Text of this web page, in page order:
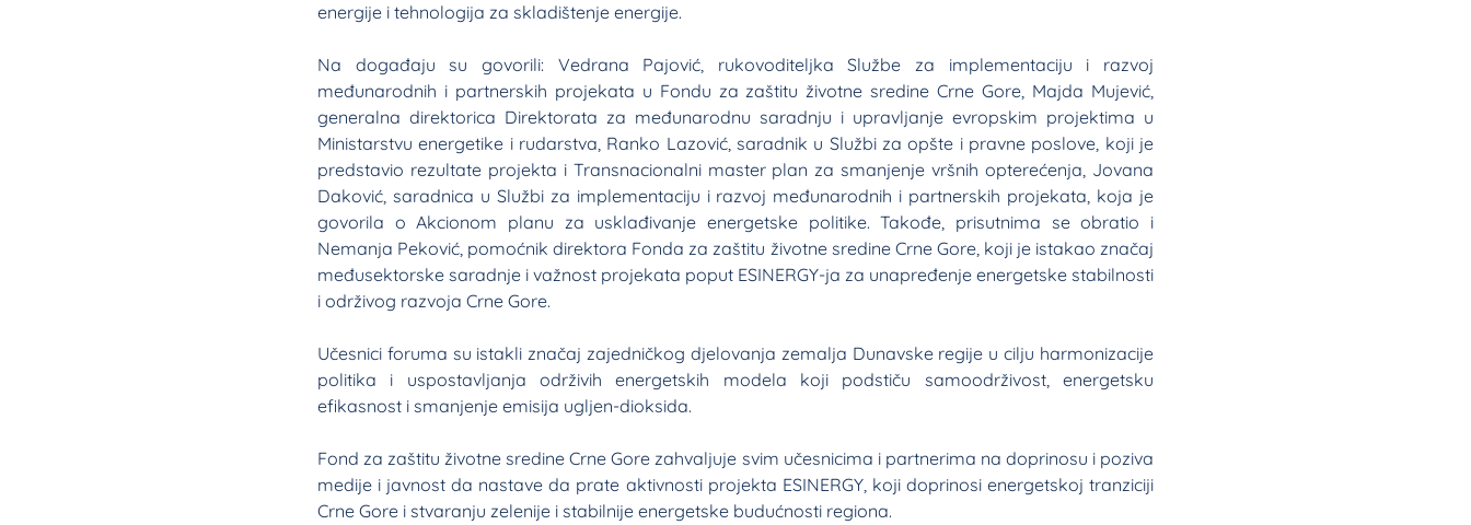
energije i tehnologija za skladištenje energije.
Na događaju su govorili: Vedrana Pajović, rukovoditeljka Službe za implementaciju i razvoj
međunarodnih i partnerskih projekata u Fondu za zaštitu životne sredine Crne Gore, Majda Mujević,
generalna direktorica Direktorata za međunarodnu saradnju i upravljanje evropskim projektima u
Ministarstvu energetike i rudarstva, Ranko Lazović, saradnik u Službi za opšte i pravne poslove, koji je
predstavio rezultate projekta i Transnacionalni master plan za smanjenje vršnih opterećenja, Jovana
Daković, saradnica u Službi za implementaciju i razvoj međunarodnih i partnerskih projekata, koja je
govorila o Akcionom planu za usklađivanje energetske politike. Takođe, prisutnima se obratio i
Nemanja Peković, pomoćnik direktora Fonda za zaštitu životne sredine Crne Gore, koji je istakao značaj
međusektorske saradnje i važnost projekata poput ESINERGY-ja za unapređenje energetske stabilnosti
i održivog razvoja Crne Gore.
Učesnici foruma su istakli značaj zajedničkog djelovanja zemalja Dunavske regije u cilju harmonizacije
politika i uspostavljanja održivih energetskih modela koji podstiču samoodrživost, energetsku
efikasnost i smanjenje emisija ugljen-dioksida.
Fond za zaštitu životne sredine Crne Gore zahvaljuje svim učesnicima i partnerima na doprinosu i poziva
medije i javnost da nastave da prate aktivnosti projekta ESINERGY, koji doprinosi energetskoj tranziciji
Crne Gore i stvaranju zelenije i stabilnije energetske budućnosti regiona.